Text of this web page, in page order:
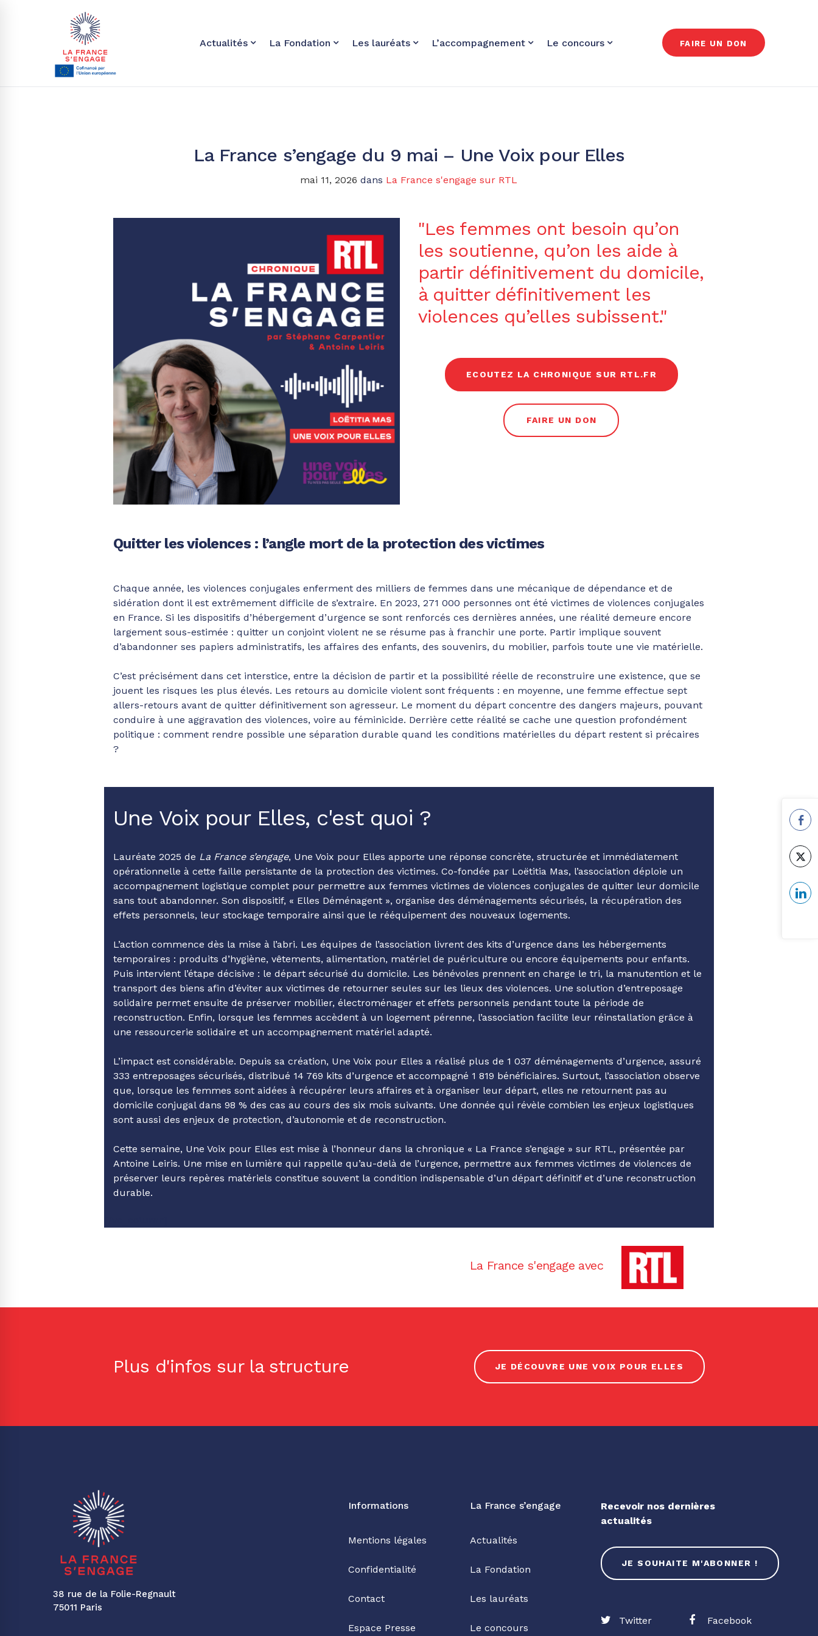
Actualités La Fondation Les lauréats L’accompagnement Le concours FAIRE UN DON
La France s’engage du 9 mai – Une Voix pour Elles
mai 11, 2026 dans La France s'engage sur RTL
"Les femmes ont besoin qu’on
les soutienne, qu’on les aide à
partir définitivement du domicile,
à quitter définitivement les
violences qu’elles subissent."
ECOUTEZ LA CHRONIQUE SUR RTL.FR
FAIRE UN DON
Quitter les violences : l’angle mort de la protection des victimes
Chaque année, les violences conjugales enferment des milliers de femmes dans une mécanique de dépendance et de
sidération dont il est extrêmement difficile de s’extraire. En 2023, 271 000 personnes ont été victimes de violences conjugales
en France. Si les dispositifs d’hébergement d’urgence se sont renforcés ces dernières années, une réalité demeure encore
largement sous-estimée : quitter un conjoint violent ne se résume pas à franchir une porte. Partir implique souvent
d’abandonner ses papiers administratifs, les affaires des enfants, des souvenirs, du mobilier, parfois toute une vie matérielle.
C’est précisément dans cet interstice, entre la décision de partir et la possibilité réelle de reconstruire une existence, que se
jouent les risques les plus élevés. Les retours au domicile violent sont fréquents : en moyenne, une femme effectue sept
allers-retours avant de quitter définitivement son agresseur. Le moment du départ concentre des dangers majeurs, pouvant
conduire à une aggravation des violences, voire au féminicide. Derrière cette réalité se cache une question profondément
politique : comment rendre possible une séparation durable quand les conditions matérielles du départ restent si précaires
?
Une Voix pour Elles, c'est quoi ?
Lauréate 2025 de La France s’engage, Une Voix pour Elles apporte une réponse concrète, structurée et immédiatement
opérationnelle à cette faille persistante de la protection des victimes. Co-fondée par Loëtitia Mas, l’association déploie un
accompagnement logistique complet pour permettre aux femmes victimes de violences conjugales de quitter leur domicile
sans tout abandonner. Son dispositif, « Elles Déménagent », organise des déménagements sécurisés, la récupération des
effets personnels, leur stockage temporaire ainsi que le rééquipement des nouveaux logements.
L’action commence dès la mise à l’abri. Les équipes de l’association livrent des kits d’urgence dans les hébergements
temporaires : produits d’hygiène, vêtements, alimentation, matériel de puériculture ou encore équipements pour enfants.
Puis intervient l’étape décisive : le départ sécurisé du domicile. Les bénévoles prennent en charge le tri, la manutention et le
transport des biens afin d’éviter aux victimes de retourner seules sur les lieux des violences. Une solution d’entreposage
solidaire permet ensuite de préserver mobilier, électroménager et effets personnels pendant toute la période de
reconstruction. Enfin, lorsque les femmes accèdent à un logement pérenne, l’association facilite leur réinstallation grâce à
une ressourcerie solidaire et un accompagnement matériel adapté.
L’impact est considérable. Depuis sa création, Une Voix pour Elles a réalisé plus de 1 037 déménagements d’urgence, assuré
333 entreposages sécurisés, distribué 14 769 kits d’urgence et accompagné 1 819 bénéficiaires. Surtout, l’association observe
que, lorsque les femmes sont aidées à récupérer leurs affaires et à organiser leur départ, elles ne retournent pas au
domicile conjugal dans 98 % des cas au cours des six mois suivants. Une donnée qui révèle combien les enjeux logistiques
sont aussi des enjeux de protection, d’autonomie et de reconstruction.
Cette semaine, Une Voix pour Elles est mise à l’honneur dans la chronique « La France s’engage » sur RTL, présentée par
Antoine Leiris. Une mise en lumière qui rappelle qu’au-delà de l’urgence, permettre aux femmes victimes de violences de
préserver leurs repères matériels constitue souvent la condition indispensable d’un départ définitif et d’une reconstruction
durable.
La France s'engage avec
Plus d'infos sur la structure JE DÉCOUVRE UNE VOIX POUR ELLES
38 rue de la Folie-Regnault
75011 Paris
Informations
Mentions légales
Confidentialité
Contact
Espace Presse
La France s’engage
Actualités
La Fondation
Les lauréats
Le concours
Recevoir nos dernières
actualités
JE SOUHAITE M'ABONNER !
Twitter Facebook